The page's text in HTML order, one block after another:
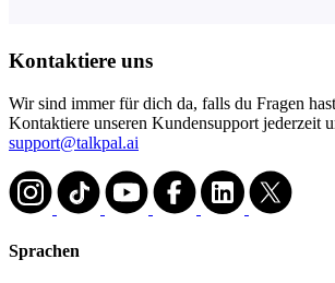
Kontaktiere uns
Wir sind immer für dich da, falls du Fragen
Kontaktiere unseren Kundensupport jederzeit
support@talkpal.ai
Sprachen